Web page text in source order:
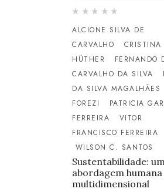
ALCIONE SILVA DE
CARVALHO
CRISTINA
HÜTHER
FERNANDO
CARVALHO DA SILVA
DA SILVA MAGALHÃES
FOREZI
PATRICIA
FERREIRA
VITOR
FRANCISCO FERREIRA
WILSON C. SANTOS
Sustentabilidade:
abordagem humana
multidimensional